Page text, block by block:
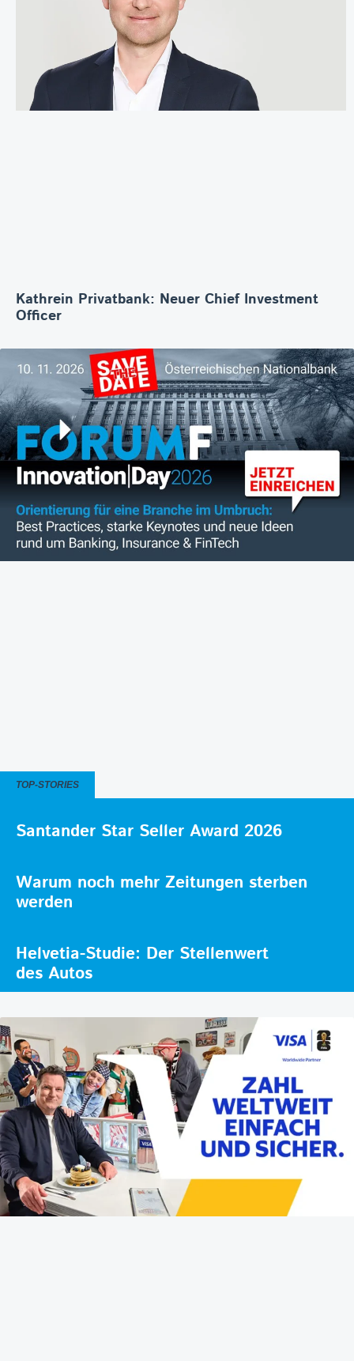
Kathrein Privatbank: Neuer Chief Investment
Officer
TOP-STORIES
Santander Star Seller Award 2026
Warum noch mehr Zeitungen sterben
werden
Helvetia-Studie: Der Stellenwert
des Autos